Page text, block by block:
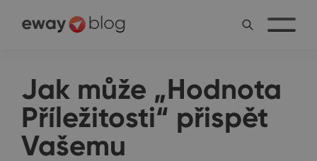
Jak může „Hodnota
Příležitosti“ přispět
Vašemu